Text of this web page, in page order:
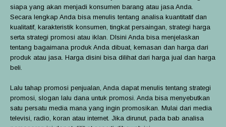
siapa yang akan menjadi konsumen barang atau jasa Anda.
Secara lengkap Anda bisa menulis tentang analisa kuantitatif dan
kualitatif, karakteristik konsumen, tingkat persaingan, strategi harga
serta strategi promosi atau iklan. DIsini Anda bisa menjelaskan
tentang bagaimana produk Anda dibuat, kemasan dan harga dari
produk atau jasa. Harga disini bisa dilihat dari harga jual dan harga
beli.
Lalu tahap promosi penjualan, Anda dapat menulis tentang strategi
promosi, slogan lalu dana untuk promosi. Anda bisa menyebutkan
satu persatu media mana yang ingin promosikan. Mulai dari media
televisi, radio, koran atau internet. Jika dirunut, pada bab analisa